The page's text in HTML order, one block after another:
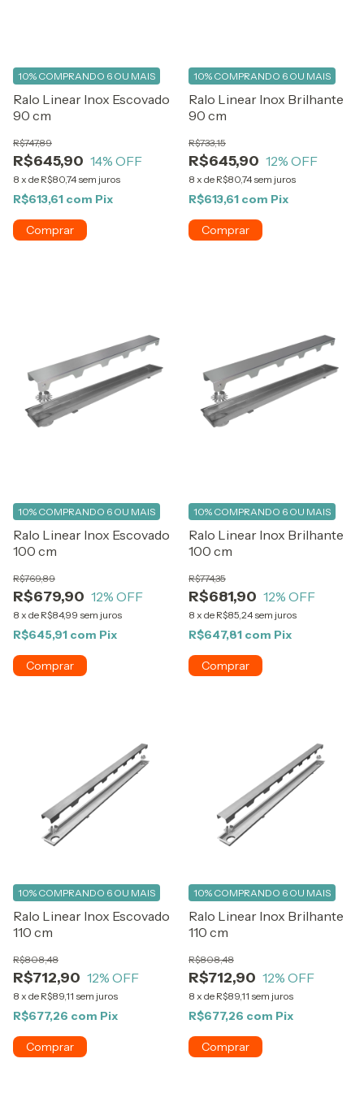
Ralo Linear Inox Escovado
90 cm
R$645,90
R$747,89
14% OFF
8 x de R$80,74 sem juros
10% COMPRANDO 6 OU MAIS
R$613,61 com Pix
Ralo Linear Inox Brilhante
90 cm
R$645,90
R$733,15
12% OFF
8 x de R$80,74 sem juros
10% COMPRANDO 6 OU MAIS
R$613,61 com Pix
Ralo Linear Inox Escovado
100 cm
R$679,90
R$769,89
12% OFF
8 x de R$84,99 sem juros
10% COMPRANDO 6 OU MAIS
R$645,91 com Pix
Ralo Linear Inox Brilhante
100 cm
R$681,90
R$774,35
12% OFF
8 x de R$85,24 sem juros
10% COMPRANDO 6 OU MAIS
R$647,81 com Pix
Ralo Linear Inox Escovado
110 cm
R$712,90
R$808,48
12% OFF
8 x de R$89,11 sem juros
10% COMPRANDO 6 OU MAIS
R$677,26 com Pix
Ralo Linear Inox Brilhante
110 cm
R$712,90
R$808,48
12% OFF
8 x de R$89,11 sem juros
10% COMPRANDO 6 OU MAIS
R$677,26 com Pix